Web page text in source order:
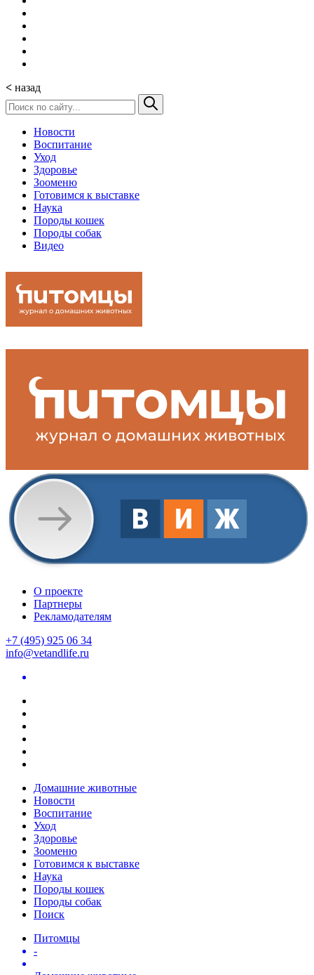
< назад
Новости
Воспитание
Уход
Здоровье
Зооменю
Готовимся к выставке
Наука
Породы кошек
Породы собак
Видео
О проекте
Партнеры
Рекламодателям
+7 (495) 925 06 34
info@vetandlife.ru
Домашние животные
Новости
Воспитание
Уход
Здоровье
Зооменю
Готовимся к выставке
Наука
Породы кошек
Породы собак
Поиск
Питомцы
-